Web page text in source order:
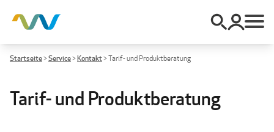
Startseite>Service>Kontakt>Tarif- und Produktberatung
Tarif- und Produktberatung